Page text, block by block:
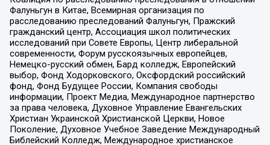
Фалуньгун в Китае, Всемирная организация по
расследованию преследований Фалуньгун, Пражский
гражданский центр, Ассоциация школ политических
исследований при Совете Европы, Центр либеральной
современности, Форум русскоязычных европейцев,
Немецко-русский обмен, Бард колледж, Европейский
выбор, Фонд Ходорковского, Оксфордский российский
фонд, Фонд Будущее России, Компания свободы
информации, Проект Медиа, Международное партнерство
за права человека, Духовное Управление Евангельских
Христиан Украинской Христианской Церкви, Новое
Поколение, Духовное Учебное Заведение Международный
Библейский Колледж, Международное христианское